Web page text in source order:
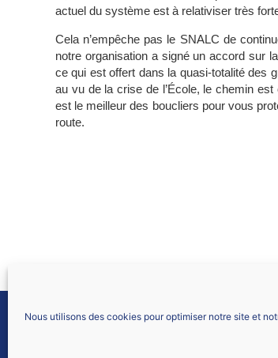
Nous utilisons des cookies pour optimiser notre site et
actuel du système est à relativiser très
Cela n’empêche pas le SNALC de
notre organisation a signé un accord sur
ce qui est offert dans la quasi-totalité des
au vu de la crise de l’École, le chemin
est le meilleur des boucliers pour vous
route.
SNALC LYON